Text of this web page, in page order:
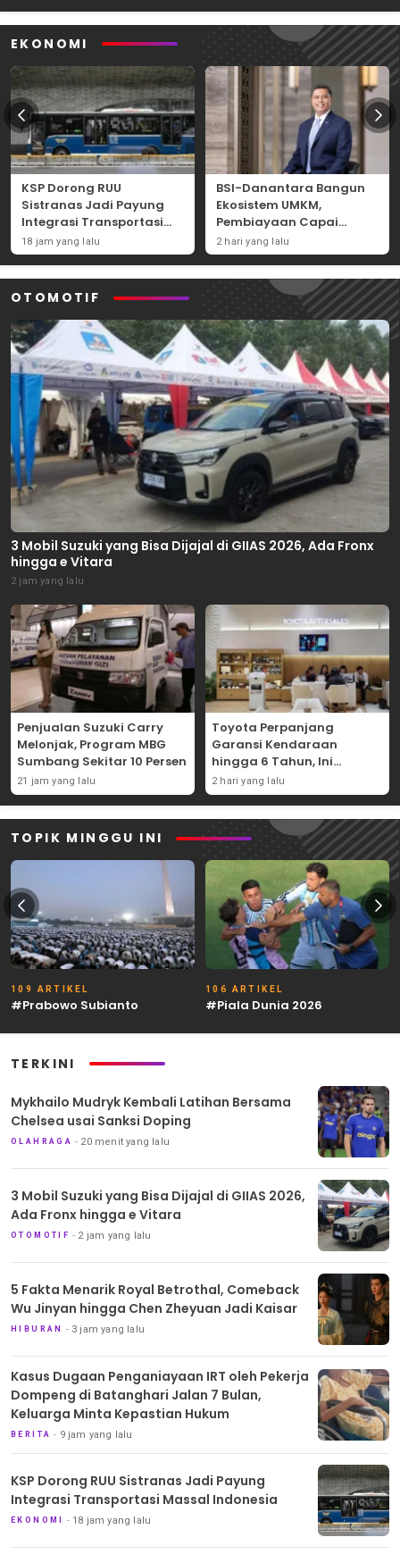
EKONOMI
KSP Dorong RUU
Sistranas Jadi Payung
Integrasi Transportasi
Massal Indonesia
18 jam yang lalu
BSI-Danantara Bangun
Ekosistem UMKM,
Pembiayaan Capai
Rp54,80 Triliun
2 hari yang lalu
OTOMOTIF
3 Mobil Suzuki yang Bisa Dijajal di GIIAS 2026, Ada Fronx
hingga e Vitara
2 jam yang lalu
Penjualan Suzuki Carry
Melonjak, Program MBG
Sumbang Sekitar 10 Persen
21 jam yang lalu
Toyota Perpanjang
Garansi Kendaraan
hingga 6 Tahun, Ini
Syaratnya
2 hari yang lalu
TOPIK MINGGU INI
109 ARTIKEL
#Prabowo Subianto
106 ARTIKEL
#Piala Dunia 2026
TERKINI
Mykhailo Mudryk Kembali Latihan Bersama
Chelsea usai Sanksi Doping
OLAHRAGA 20 menit yang lalu
3 Mobil Suzuki yang Bisa Dijajal di GIIAS 2026,
Ada Fronx hingga e Vitara
OTOMOTIF 2 jam yang lalu
5 Fakta Menarik Royal Betrothal, Comeback
Wu Jinyan hingga Chen Zheyuan Jadi Kaisar
HIBURAN 3 jam yang lalu
Kasus Dugaan Penganiayaan IRT oleh Pekerja
Dompeng di Batanghari Jalan 7 Bulan,
Keluarga Minta Kepastian Hukum
BERITA 9 jam yang lalu
KSP Dorong RUU Sistranas Jadi Payung
Integrasi Transportasi Massal Indonesia
EKONOMI 18 jam yang lalu